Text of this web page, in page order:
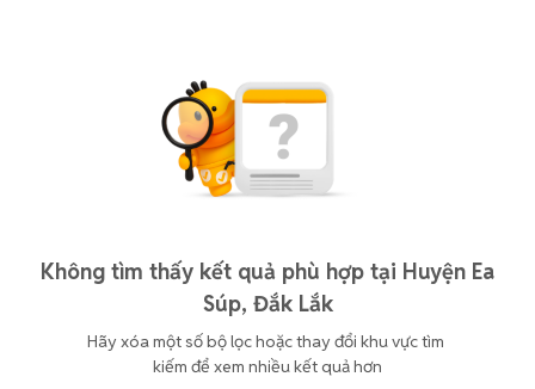
Không tìm thấy kết quả phù hợp tại Huyện Ea
Súp, Đắk Lắk
Hãy xóa một số bộ lọc hoặc thay đổi khu vực tìm
kiếm để xem nhiều kết quả hơn